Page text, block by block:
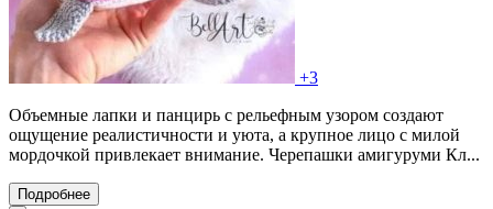
+3
Объемные лапки и панцирь с рельефным узором создают
ощущение реалистичности и уюта, а крупное лицо с милой
мордочкой привлекает внимание. Черепашки амигуруми Кл...
Подробнее